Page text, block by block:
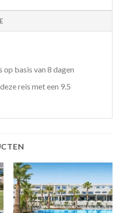
op basis van 8 dagen
reis met een 9.5